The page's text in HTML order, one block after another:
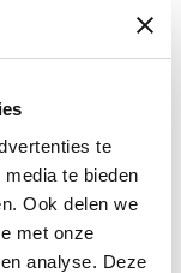
te
te bieden
Ook delen we
met onze
analyse. Deze
familie
solliciteer.